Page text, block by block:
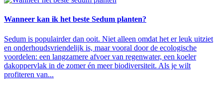
Wanneer kan ik het beste Sedum planten?
Sedum is populairder dan ooit. Niet alleen omdat het er leuk uitziet
en onderhoudsvriendelijk is, maar vooral door de ecologische
voordelen: een langzamere afvoer van regenwater, een koeler
dakoppervlak in de zomer én meer biodiversiteit. Als je wilt
profiteren van...